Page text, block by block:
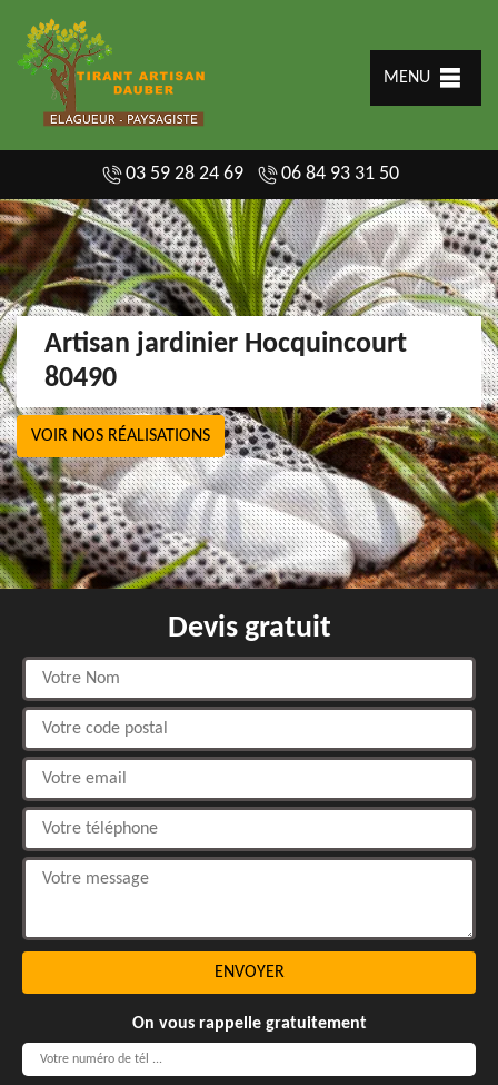
MENU
03 59 28 24 69 06 84 93 31 50
Artisan jardinier Hocquincourt
80490
VOIR NOS RÉALISATIONS
Devis gratuit
On vous rappelle gratuitement